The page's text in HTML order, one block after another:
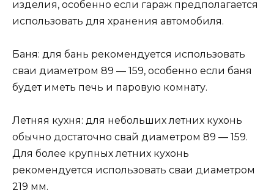
изделия, особенно если гараж предполагается
использовать для хранения автомобиля.
Баня: для бань рекомендуется использовать
сваи диаметром 89 — 159, особенно если баня
будет иметь печь и паровую комнату.
Летняя кухня: для небольших летних кухонь
обычно достаточно свай диаметром 89 — 159.
Для более крупных летних кухонь
рекомендуется использовать сваи диаметром
219 мм.